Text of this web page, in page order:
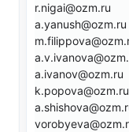
r.nigai@ozm.ru
a.yanush@ozm.ru
a.ivanov@ozm.ru
k.popova@ozm.ru